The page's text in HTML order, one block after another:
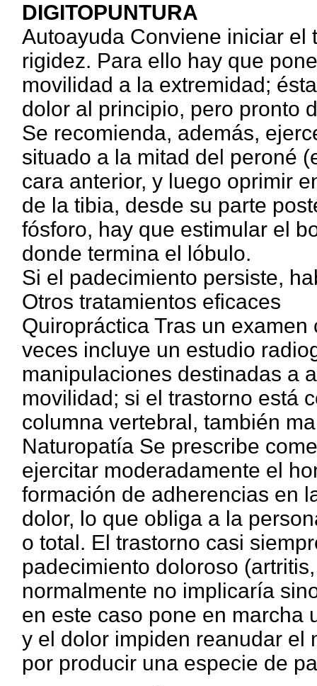
DIGITOPUNTURA
Autoayuda Conviene iniciar el
rigidez. Para ello hay que
movilidad a la extremidad;
dolor al principio, pero pronto
Se recomienda, además,
situado a la mitad del peroné
cara anterior, y luego oprimir
de la tibia, desde su parte
fósforo, hay que estimular el
donde termina el lóbulo.
Si el padecimiento persiste,
Otros tratamientos eficaces
Quiropráctica Tras un
veces incluye un estudio
manipulaciones destinadas a
movilidad; si el trastorno está
columna vertebral, también
Naturopatía Se prescribe
ejercitar moderadamente el
formación de adherencias en
dolor, lo que obliga a la
o total. El trastorno casi
padecimiento doloroso
normalmente no implicaría
en este caso pone en marcha
y el dolor impiden reanudar el
por producir una especie de